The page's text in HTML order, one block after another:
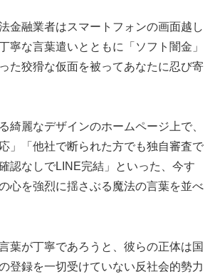
金融業者はスマートフォンの画面越し
寧な言葉遣いとともに「ソフト闇金」
た狡猾な仮面を被ってあなたに忍び寄
綺麗なデザインのホームページ上で、
」「他社で断られた方でも独自審査で
認なしでLINE完結」といった、今す
心を強烈に揺さぶる魔法の言葉を並べ
葉が丁寧であろうと、彼らの正体は国
登録を一切受けていない反社会的勢力